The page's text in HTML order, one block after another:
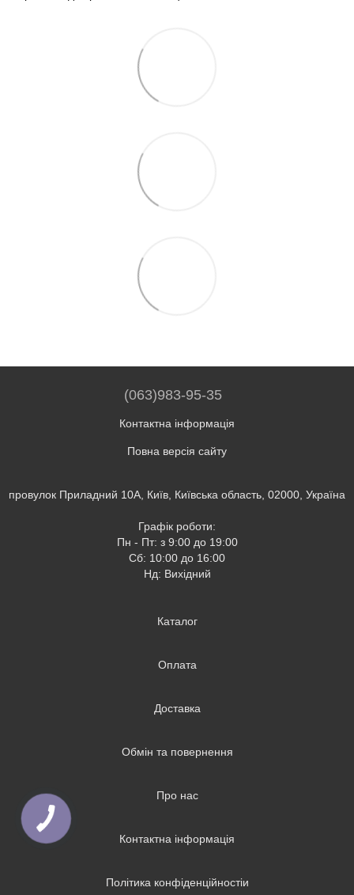
(063)983-95-35
Контактна інформація
Повна версія сайту
провулок Приладний 10А, Київ, Київська область, 02000, Україна
Графік роботи:
Пн - Пт: з 9:00 до 19:00
Сб: 10:00 до 16:00
Нд: Вихідний
Каталог
Оплата
Доставка
Обмін та повернення
Про нас
Контактна інформація
Політика конфіденційностіи